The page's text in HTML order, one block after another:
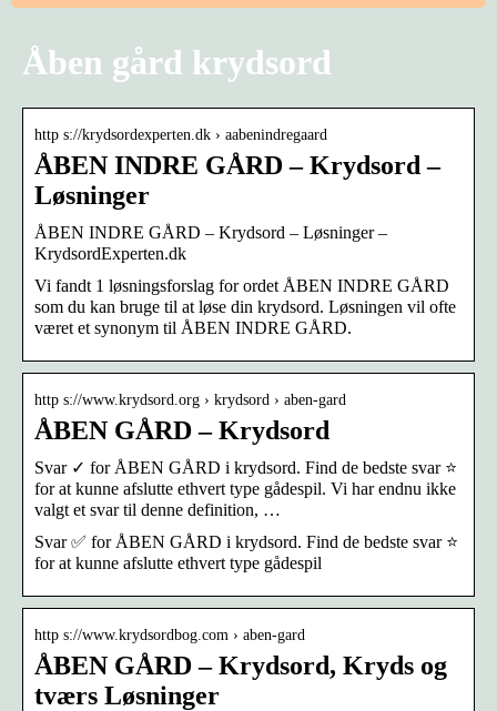
Åben gård krydsord
http s://krydsordexperten.dk › aabenindregaard
ÅBEN INDRE GÅRD – Krydsord –
Løsninger
ÅBEN INDRE GÅRD – Krydsord – Løsninger –
KrydsordExperten.dk
Vi fandt 1 løsningsforslag for ordet ÅBEN INDRE GÅRD
som du kan bruge til at løse din krydsord. Løsningen vil ofte
været et synonym til ÅBEN INDRE GÅRD.
http s://www.krydsord.org › krydsord › aben-gard
ÅBEN GÅRD – Krydsord
Svar ✓ for ÅBEN GÅRD i krydsord. Find de bedste svar ⭐
for at kunne afslutte ethvert type gådespil. Vi har endnu ikke
valgt et svar til denne definition, …
Svar ✅ for ÅBEN GÅRD i krydsord. Find de bedste svar ⭐
for at kunne afslutte ethvert type gådespil
http s://www.krydsordbog.com › aben-gard
ÅBEN GÅRD – Krydsord, Kryds og
tværs Løsninger